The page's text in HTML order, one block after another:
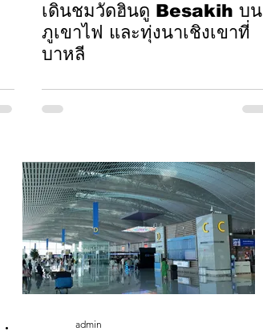
เดินชมวัดฮินดู Besakih บน
ภูเขาไฟ และทุ่งนาเชิงเขาที่
บาหลี
admin